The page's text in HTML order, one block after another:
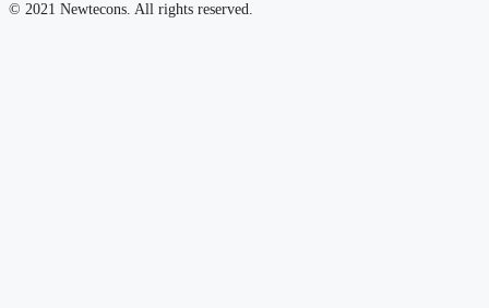
© 2021 Newtecons. All rights reserved.